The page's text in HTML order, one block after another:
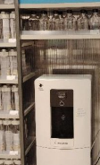
下載